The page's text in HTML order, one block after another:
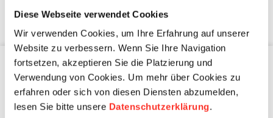
Diese Webseite verwendet Cookies
Wir verwenden Cookies, um Ihre Erfahrung auf unserer
Website zu verbessern. Wenn Sie Ihre Navigation
fortsetzen, akzeptieren Sie die Platzierung und
Verwendung von Cookies. Um mehr über Cookies zu
erfahren oder sich von diesen Diensten abzumelden,
lesen Sie bitte unsere Datenschutzerklärung.
Institutions de santé
Professionels de santé